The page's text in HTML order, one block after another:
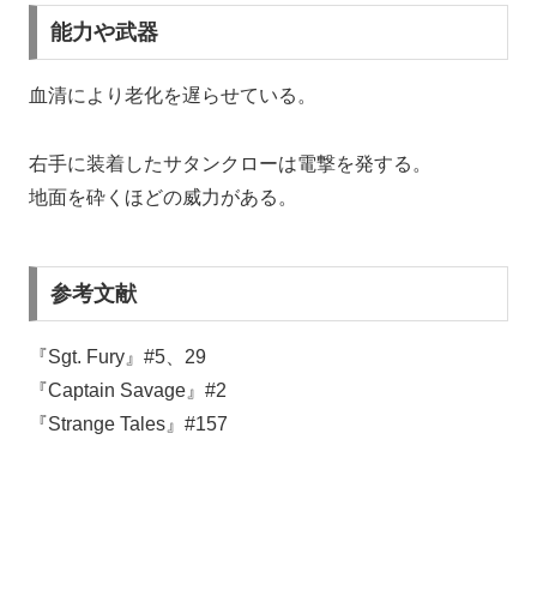
能力や武器
血清により老化を遅らせている。
右手に装着したサタンクローは電撃を発する。
地面を砕くほどの威力がある。
参考文献
『Sgt. Fury』#5、29
『Captain Savage』#2
『Strange Tales』#157